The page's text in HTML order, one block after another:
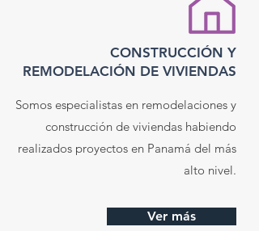
CONSTRUCCIÓN Y
REMODELACIÓN DE VIVIENDAS
Somos especialistas en remodelaciones y
construcción de viviendas habiendo
realizados proyectos en Panamá del más
alto nivel.
Ver más